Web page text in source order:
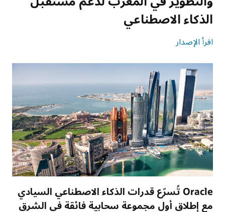
الذكاء الاصطناعي
اقرأ الإصدار
Oracle تُسرّع قدرات الذكاء الاصطناعي السيادي
مع إطلاق أول مجموعة سحابية فائقة في الشرق